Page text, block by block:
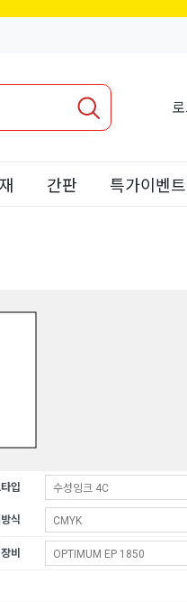
간판 특가이벤
입
식
비